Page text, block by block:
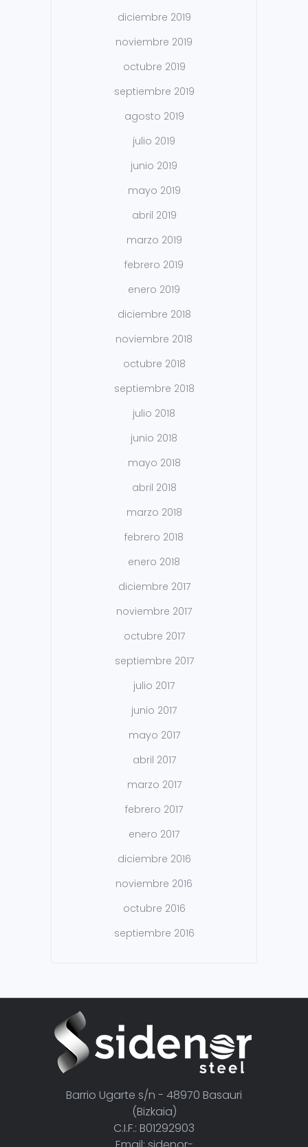
diciembre 2019
noviembre 2019
octubre 2019
septiembre 2019
agosto 2019
julio 2019
junio 2019
mayo 2019
abril 2019
marzo 2019
febrero 2019
enero 2019
diciembre 2018
noviembre 2018
octubre 2018
septiembre 2018
julio 2018
junio 2018
mayo 2018
abril 2018
marzo 2018
febrero 2018
enero 2018
diciembre 2017
noviembre 2017
octubre 2017
septiembre 2017
julio 2017
junio 2017
mayo 2017
abril 2017
marzo 2017
febrero 2017
enero 2017
diciembre 2016
noviembre 2016
octubre 2016
septiembre 2016
Barrio Ugarte s/n - 48970 Basauri
(Bizkaia)
C.I.F.: B01292903